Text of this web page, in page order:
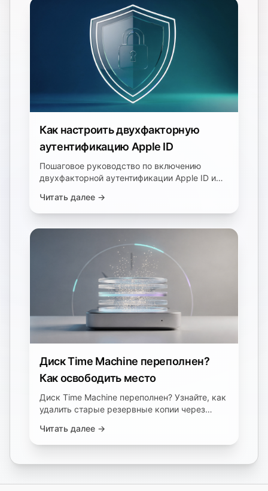
Как настроить двухфакторную
аутентификацию Apple ID
Пошаговое руководство по включению
двухфакторной аутентификации Apple ID и
Читать далее →
Диск Time Machine переполнен?
Как освободить место
Диск Time Machine переполнен? Узнайте, как
удалить старые резервные копии через
копию» часто не работает.
Читать далее →